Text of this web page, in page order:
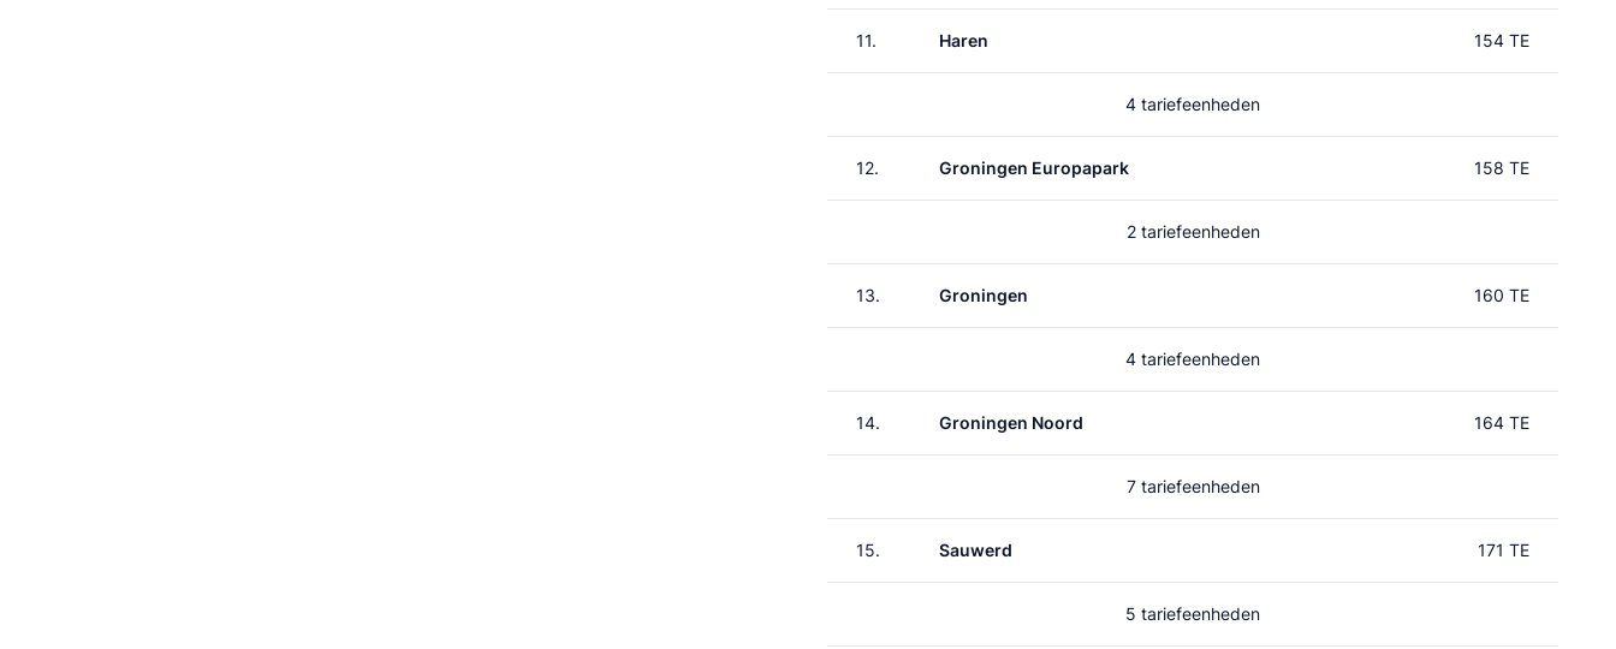
11. Haren 154 TE
4 tariefeenheden
12. Groningen Europapark 158 TE
2 tariefeenheden
13. Groningen 160 TE
4 tariefeenheden
14. Groningen Noord 164 TE
7 tariefeenheden
15. Sauwerd 171 TE
5 tariefeenheden